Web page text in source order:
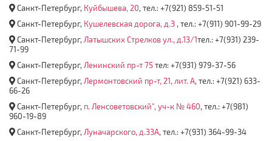
Санкт-Петербург, Куйбышева, 20, тел.: +7(921) 859-51-51
Санкт-Петербург, Кушелевская дорога, д.3 , тел.: +7(911) 901-99-29
Санкт-Петербург, Латышских Стрелков ул., д.13/1тел.: +7(931) 239-
71-99
Санкт-Петербург, Ленинский пр-т 75тел: +7(931) 979-37-56
Санкт-Петербург, Лермонтовский пр-т, 21, лит. А, тел.: +7(921) 633-
66-26
Санкт-Петербург, п. Ленсоветовский", уч-к № 460, тел.: +7(981)
960-19-89
Санкт-Петербург, Луначарского, д.33А, тел.: +7(931) 364-99-34